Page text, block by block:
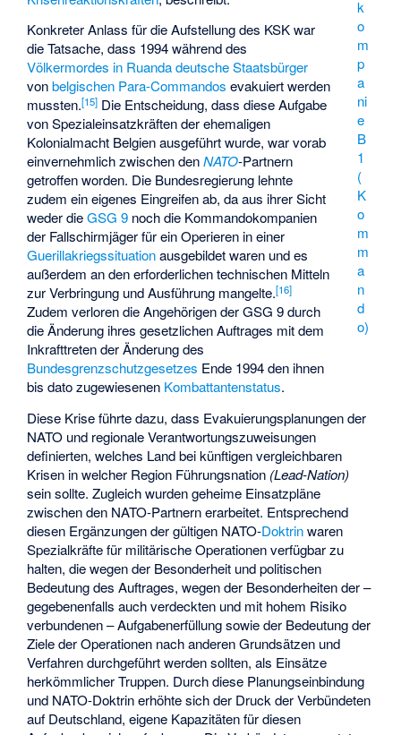
k
o
m
p
a
ni
e
B
1
(
K
o
m
m
a
n
d
o)
Konkreter Anlass für die Aufstellung des KSK war
die Tatsache, dass 1994 während des
Völkermordes in Ruanda deutsche Staatsbürger
vonbelgischen Para-Commandos evakuiert werden
mussten.[15] Die Entscheidung, dass diese Aufgabe
von Spezialeinsatzkräften der ehemaligen
Kolonialmacht Belgien ausgeführt wurde, war vorab
einvernehmlich zwischen denNATO-Partnern
getroffen worden. Die Bundesregierung lehnte
zudem ein eigenes Eingreifen ab, da aus ihrer Sicht
weder dieGSG 9 noch die Kommandokompanien
der Fallschirmjäger für ein Operieren in einer
Guerillakriegssituationausgebildet waren und es
außerdem an den erforderlichen technischen Mitteln
zur Verbringung und Ausführung mangelte.[16]
Zudem verloren die Angehörigen der GSG 9 durch
die Änderung ihres gesetzlichen Auftrages mit dem
Inkrafttreten der Änderung des
Bundesgrenzschutzgesetzes Ende 1994 den ihnen
bis dato zugewiesenen Kombattantenstatus.
Diese Krise führte dazu, dass Evakuierungsplanungen der
NATO und regionale Verantwortungszuweisungen
definierten, welches Land bei künftigen vergleichbaren
Krisen in welcher Region Führungsnation (Lead-Nation)
sein sollte. Zugleich wurden geheime Einsatzpläne
zwischen den NATO-Partnern erarbeitet. Entsprechend
diesen Ergänzungen der gültigen NATO-Doktrinwaren
Spezialkräfte für militärische Operationen verfügbar zu
halten, die wegen der Besonderheit und politischen
Bedeutung des Auftrages, wegen der Besonderheiten der –
gegebenenfalls auch verdeckten und mit hohem Risiko
verbundenen – Aufgabenerfüllung sowie der Bedeutung der
Ziele der Operationen nach anderen Grundsätzen und
Verfahren durchgeführt werden sollten, als Einsätze
herkömmlicher Truppen. Durch diese Planungseinbindung
und NATO-Doktrin erhöhte sich der Druck der Verbündeten
auf Deutschland, eigene Kapazitäten für diesen